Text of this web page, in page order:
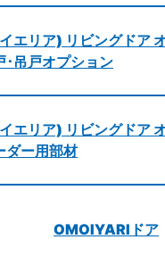
エリア) リビングドア
･吊戸オプション
エリア) リビングドア
ダー用部材
OMOIYARIドア